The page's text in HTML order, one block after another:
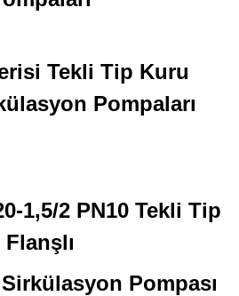
Tekli Tip Kuru
Pompaları
1,5/2 PN10 Tekli Tip
Flanşlı
Pompası